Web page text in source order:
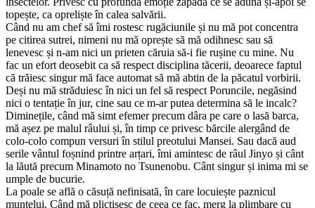
topește, ca opreliște în calea salvării.
Când nu am chef să îmi rostesc rugăciunile și nu mă pot concentra
pe citirea sutrei, nimeni nu mă oprește să mă odihnesc sau să
lenevesc și n-am nici un prieten căruia să-i fie rușine cu mine. Nu
fac un efort deosebit ca să respect disciplina tăcerii, deoarece faptul
că trăiesc singur mă face automat să mă abtin de la păcatul vorbirii.
Deși nu mă străduiesc în nici un fel să respect Poruncile, negăsind
nici o tentație în jur, cine sau ce m-ar putea determina să le incalc?
Diminețile, când mă simt efemer precum dâra pe care o lasă barca,
mă așez pe malul râului și, în timp ce privesc bărcile alergând de
colo-colo compun versuri în stilul preotului Mansei. Sau dacă aud
serile vântul foșnind printre arțari, îmi amintesc de râul Jinyo și cânt
la lăută precum Minamoto no Tsunenobu. Cânt singur și inima mi se
umple de bucurie.
La poale se află o căsuță nefinisată, în care locuiește paznicul
muntelui. Când mă plictisesc de ceea ce fac, merg la plimbare cu